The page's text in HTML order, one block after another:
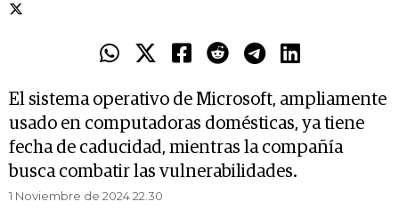
El sistema operativo de Microsoft, ampliamente
usado en computadoras domésticas, ya tiene
fecha de caducidad, mientras la compañía
busca combatir las vulnerabilidades.
1 Noviembre de 2024 22.30